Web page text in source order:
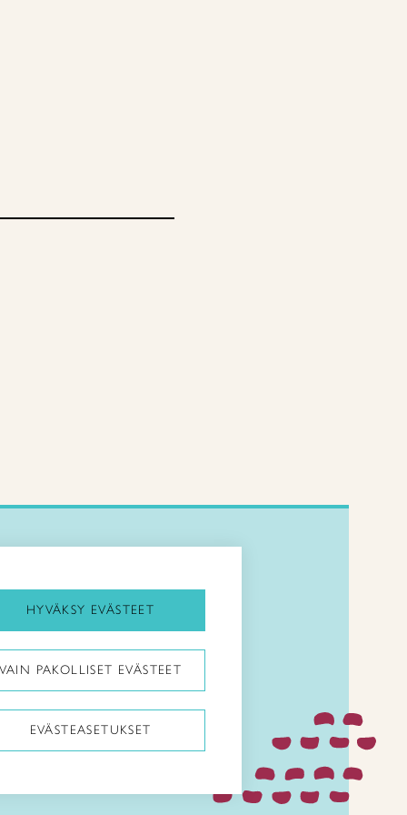
Taitoliitto:
Taito-lehti:
HYVÄKSY EVÄSTEET
VAIN PAKOLLISET EVÄSTEET
EVÄSTEASETUKSET